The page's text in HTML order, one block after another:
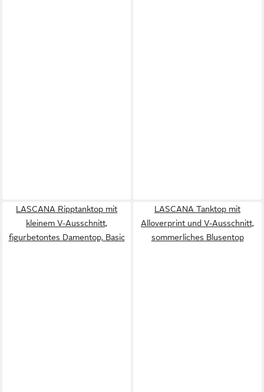
LASCANA Ripptanktop mit
kleinem V-Ausschnitt,
figurbetontes Damentop, Basic
LASCANA Tanktop mit
Alloverprint und V-Ausschnitt,
sommerliches Blusentop